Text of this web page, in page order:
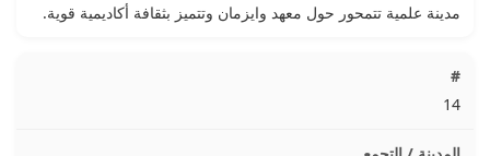
مدينة علمية تتمحور حول معهد وايزمان وتتميز بثقافة أكاديمية قوية.
14